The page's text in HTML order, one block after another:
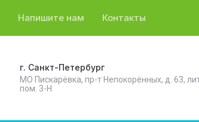
Напишите нам Контакты
г. Санкт-Петербург
МО Пискарёвка, пр-т Непокорённых, д. 63,
пом. 3-Н